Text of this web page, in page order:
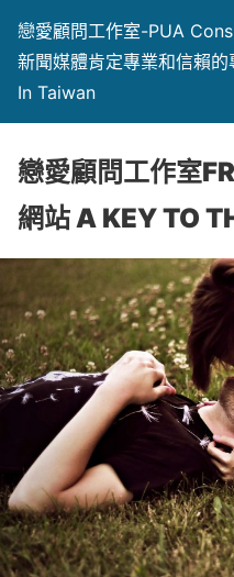
戀愛顧問工作室-PUA
新聞媒體肯定專業和信賴
In Taiwan
戀愛顧問工作室
網站 A KEY TO